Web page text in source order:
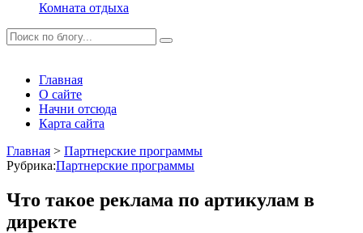
Комната отдыха
Главная
О сайте
Начни отсюда
Карта сайта
Главная > Партнерские программы
Рубрика:Партнерские программы
Что такое реклама по артикулам в
директе